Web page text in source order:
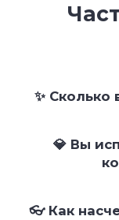
✨ Сколько
💎 Вы
👓 Как